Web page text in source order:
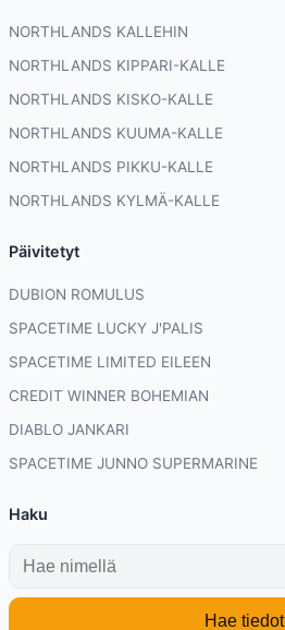
NORTHLANDS KALLEHIN
NORTHLANDS KIPPARI-KALLE
NORTHLANDS KISKO-KALLE
NORTHLANDS KUUMA-KALLE
NORTHLANDS PIKKU-KALLE
NORTHLANDS KYLMÄ-KALLE
Päivitetyt
DUBION ROMULUS
SPACETIME LUCKY J'PALIS
SPACETIME LIMITED EILEEN
CREDIT WINNER BOHEMIAN
DIABLO JANKARI
SPACETIME JUNNO SUPERMARINE
Haku
Hae tiedot